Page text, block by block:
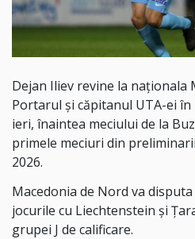
Dejan Iliev revine la naționala
Portarul și căpitanul UTA-ei
ieri, înaintea meciului de la
primele meciuri din
2026.
Macedonia de Nord va
jocurile cu Liechtenstein și
grupei J de calificare.